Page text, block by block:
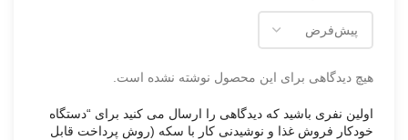
هیچ دیدگاهی برای این محصول نوشته نشده است.
اولین نفری باشید که دیدگاهی را ارسال می کنید برای “دستگاه
خودکار فروش غذا و نوشیدنی کار با سکه (روش پرداخت قابل